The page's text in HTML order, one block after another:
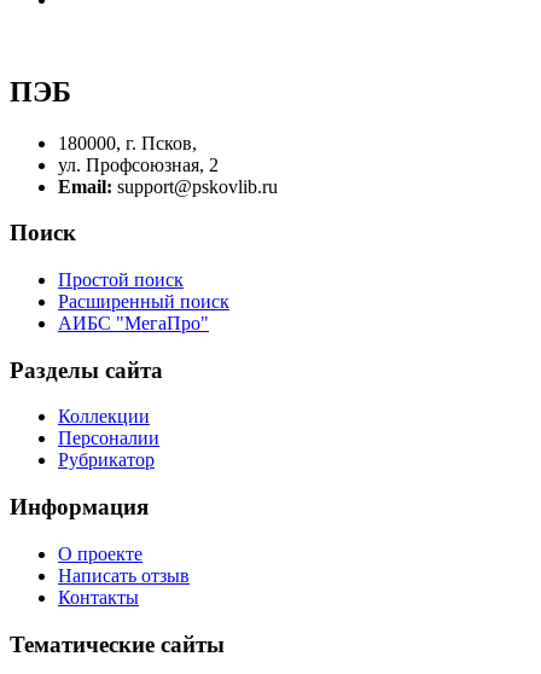
ПЭБ
180000, г. Псков,
ул. Профсоюзная, 2
Email: support@pskovlib.ru
Поиск
Простой поиск
Расширенный поиск
АИБС "МегаПро"
Разделы сайта
Коллекции
Персоналии
Рубрикатор
Информация
О проекте
Написать отзыв
Контакты
Тематические сайты